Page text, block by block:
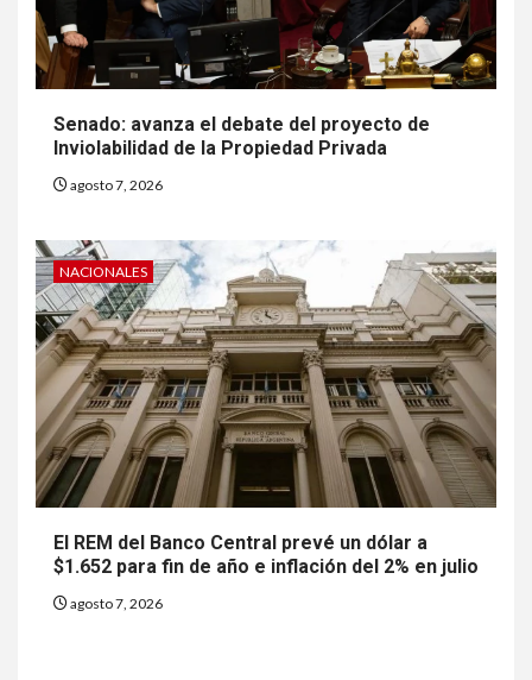
Senado: avanza el debate del proyecto de
Inviolabilidad de la Propiedad Privada
agosto 7, 2026
NACIONALES
El REM del Banco Central prevé un dólar a
$1.652 para fin de año e inflación del 2% en julio
agosto 7, 2026